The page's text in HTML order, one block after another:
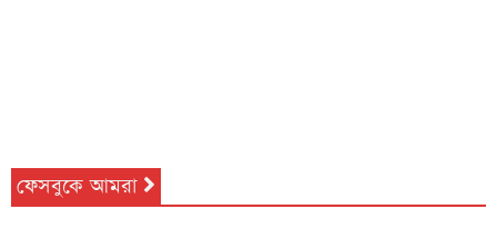
ফেসবুকে আমরা